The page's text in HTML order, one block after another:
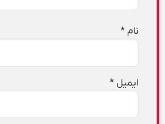
نام *
ایمیل *